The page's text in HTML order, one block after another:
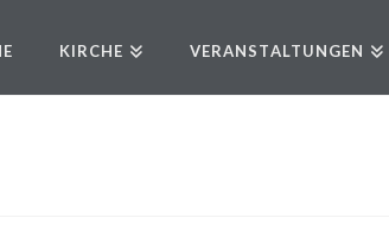
KIRCHE VERANSTALTUNGEN